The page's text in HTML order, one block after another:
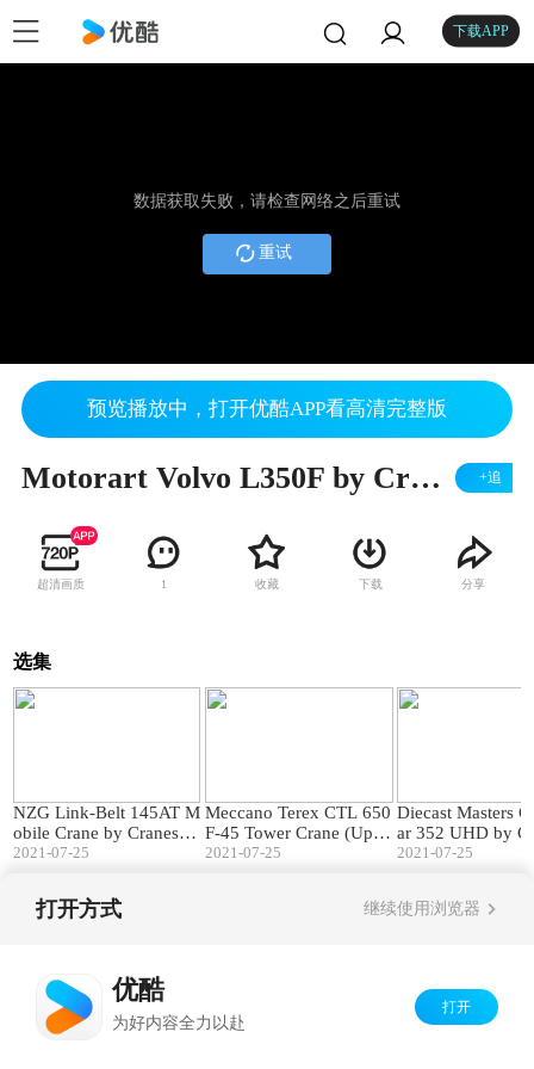
下载APP
数据获取失败，请检查网络之后重试
重试
预览播放中，打开优酷APP看高清完整版
Motorart Volvo L350F by Cranes Etc TV +追
超清画质 1 收藏 下载 分享
选集
NZG Link-Belt 145AT M
obile Crane by Cranes Et
c TV
2021-07-25
Meccano Terex CTL 650
F-45 Tower Crane (Upda
te 1) by Cranes Etc TV
2021-07-25
Diecast Masters
ar 352 UHD by
tc TV
2021-07-25
打开方式 继续使用浏览器
优酷
为好内容全力以赴
打开